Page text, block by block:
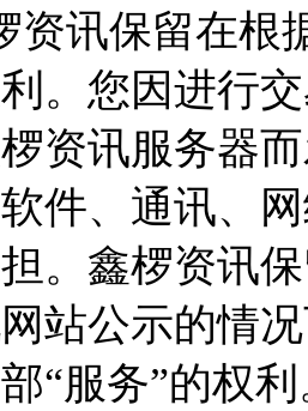
讯保留在根
。您因进行
资讯服务器
件、通讯、
。鑫椤资讯
站公示的情
“服务”的权